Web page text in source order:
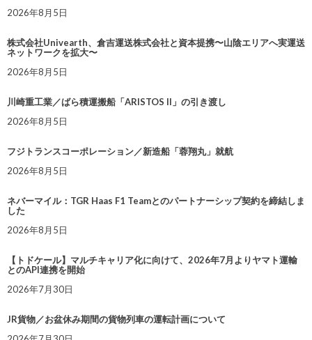
2026年8月5日
株式会社Univearth、倉吉運送株式会社と資本提携〜山陰エリアへ実運送
ネットワークを拡大〜
2026年8月5日
川崎重工業／ばら積運搬船「ARISTOS II」の引き渡し
2026年8月5日
フジトランスコーポレーション／新造船「蓉翔丸」就航
2026年8月5日
ネバーマイル：TGR Haas F1 Teamとのパートナーシップ契約を締結しま
した
2026年8月5日
【トドケール】マルチキャリア化に向けて、2026年7月よりヤマト運輸
とのAPI連携を開始
2026年7月30日
JR貨物／お盆休み期間の貨物列車の運転計画について